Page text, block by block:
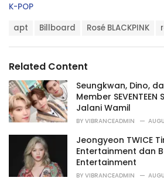
C
r
i
e
s
:
K-POP
:
apt Billboard Rosé BLACKPINK
Related Content
Seungkwan, Dino,
Member
Jalani Wamil
BY VIBRANCEADMIN
Jeongyeon TWICE
Entertainment dan
Entertainment
BY VIBRANCEADMIN